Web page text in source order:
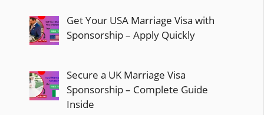
Get Your USA Marriage Visa with
Sponsorship – Apply Quickly
Secure a UK Marriage Visa
Sponsorship – Complete Guide
Inside